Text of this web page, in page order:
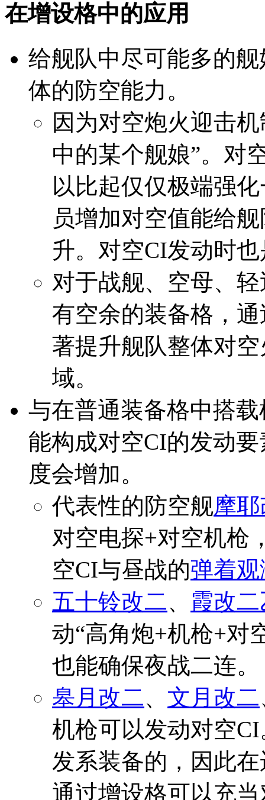
在增设格中的应用
给舰队中尽可能多的
体的防空能力。
因为对空炮火迎击
中的某个舰娘”。对
以比起仅仅极端强
员增加对空值能给
升。对空CI发动时
对于战舰、空母、
有空余的装备格，
著提升舰队整体对
域。
与在普通装备格中搭
能构成对空CI的发动
度会增加。
代表性的防空舰摩
对空电探+对空机枪
空CI与昼战的弹着
五十铃改二、 霞改
动“高角炮+机枪+对
也能确保夜战二连。
皋月改二、 文月改二
机枪可以发动对空
发系装备的，因此
通过增设格可以充